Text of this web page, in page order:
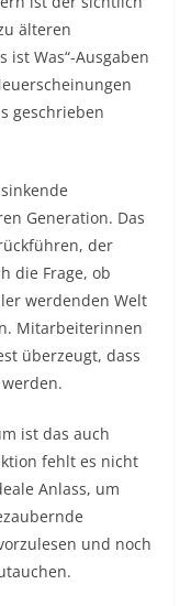
älteren
ist Was“-Ausgaben
geschrieben
Generation. Das
der
die Frage, ob
werdenden Welt
Mitarbeiterinnen
überzeugt, dass
ist das auch
fehlt es nicht
Anlass, um
und noch